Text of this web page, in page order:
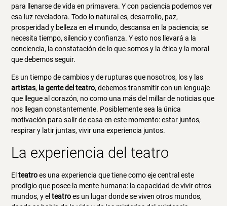
para llenarse de vida en primavera. Y con paciencia podemos ver
esa luz reveladora. Todo lo natural es, desarrollo, paz,
prosperidad y belleza en el mundo, descansa en la paciencia; se
necesita tiempo, silencio y confianza. Y esto nos llevará a la
conciencia, la constatación de lo que somos y la ética y la moral
que debemos seguir.
Es un tiempo de cambios y de rupturas que nosotros, los y las
artistas, la gente del teatro, debemos transmitir con un lenguaje
que llegue al corazón, no como una más del millar de noticias que
nos llegan constantemente. Posiblemente sea la única
motivación para salir de casa en este momento: estar juntos,
respirar y latir juntas, vivir una experiencia juntos.
La experiencia del teatro
Elteatroes una experiencia que tiene como eje central este
prodigio que posee la mente humana: la capacidad de vivir otros
mundos, y elteatroes un lugar donde se viven otros mundos,